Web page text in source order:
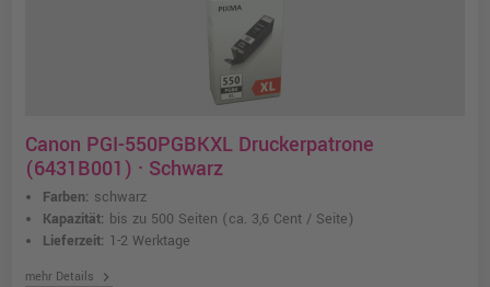
Canon PGI-550PGBKXL Druckerpatrone
(6431B001) · Schwarz
Farben: schwarz
Kapazität: bis zu 500 Seiten (ca. 3,6 Cent / Seite)
Lieferzeit: 1-2 Werktage
mehr Details chevron_right